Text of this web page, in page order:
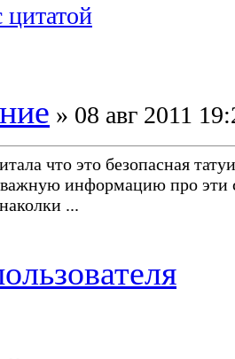
цитатой
» 08 авг 2011
что это безопасная
информацию про эти
...